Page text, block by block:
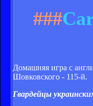
###
Домашняя игра с
Шовковского - 115-й.
Гвардейцы